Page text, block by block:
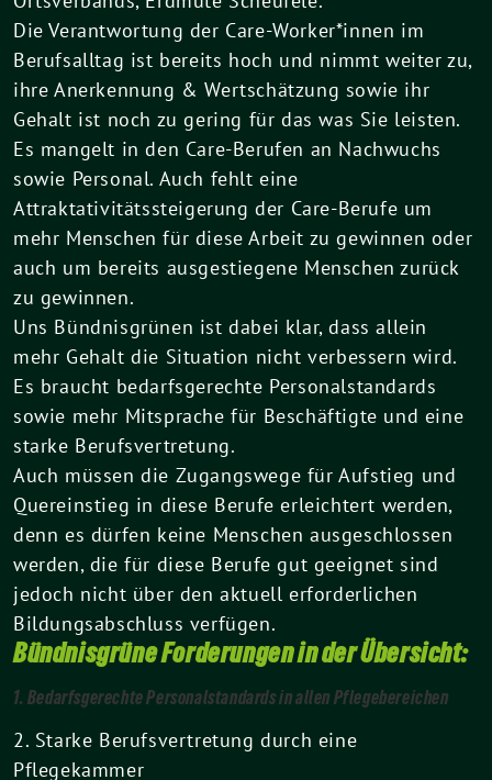
Die Verantwortung der Care-Worker*innen im
Berufsalltag ist bereits hoch und nimmt weiter zu,
ihre Anerkennung & Wertschätzung sowie ihr
Gehalt ist noch zu gering für das was Sie leisten.
Es mangelt in den Care-Berufen an Nachwuchs
sowie Personal. Auch fehlt eine
Attraktativitätssteigerung der Care-Berufe um
mehr Menschen für diese Arbeit zu gewinnen oder
auch um bereits ausgestiegene Menschen zurück
zu gewinnen.
Uns Bündnisgrünen ist dabei klar, dass allein
mehr Gehalt die Situation nicht verbessern wird.
Es braucht bedarfsgerechte Personalstandards
sowie mehr Mitsprache für Beschäftigte und eine
starke Berufsvertretung.
Auch müssen die Zugangswege für Aufstieg und
Quereinstieg in diese Berufe erleichtert werden,
denn es dürfen keine Menschen ausgeschlossen
werden, die für diese Berufe gut geeignet sind
jedoch nicht über den aktuell erforderlichen
Bildungsabschluss verfügen.
Bündnisgrüne Forderungen in der Übersicht:
1. Bedarfsgerechte Personalstandards in allen Pflegebereichen
2. Starke Berufsvertretung durch eine
Pflegekammer